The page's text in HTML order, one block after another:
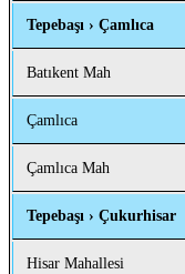
Tepebaşı › Çamlıca
Batıkent Mah
Çamlıca
Çamlıca Mah
Tepebaşı › Çukurhisar
Hisar Mahallesi